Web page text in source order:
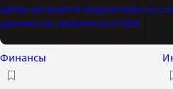
Цены на золото подскочили на
данных по занятости в США
Финансы